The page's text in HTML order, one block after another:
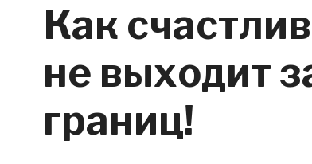
Как
не выходит
границ!